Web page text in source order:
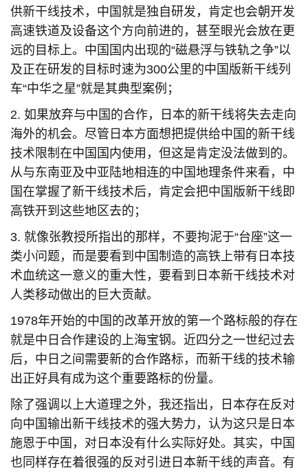
供新干线技术，中国就是独自研发，肯定也会朝开发
高速铁道及设备这个方向前进的，甚至眼光会放在更
远的目标上。中国国内出现的“磁悬浮与铁轨之争”以
及正在研发的目标时速为300公里的中国版新干线列
车“中华之星”就是其典型案例；
2. 如果放弃与中国的合作，日本的新干线将失去走向
海外的机会。尽管日本方面想把提供给中国的新干线
技术限制在中国国内使用，但这是肯定没法做到的。
从与东南亚及中亚陆地相连的中国地理条件来看，中
国在掌握了新干线技术后，肯定会把中国版新干线即
高铁开到这些地区去的；
3. 就像张教授所指出的那样，不要拘泥于“台座”这一
类小问题，而是要看到中国制造的高铁上带有日本技
术血统这一意义的重大性，要看到日本新干线技术对
人类移动做出的巨大贡献。
1978年开始的中国的改革开放的第一个路标般的存在
就是中日合作建设的上海宝钢。近四分之一世纪过去
后，中日之间需要新的合作路标，而新干线的技术输
出正好具有成为这个重要路标的份量。
除了强调以上大道理之外，我还指出，日本存在反对
向中国输出新干线技术的强大势力，认为这只是日本
施恩于中国，对日本没有什么实际好处。其实，中国
也同样存在着很强的反对引进日本新干线的声音。有